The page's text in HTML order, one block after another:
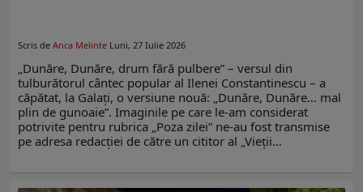
Scris de Anca Melinte Luni, 27 Iulie 2026
„Dunăre, Dunăre, drum fără pulbere” – versul din
tulburătorul cântec popular al Ilenei Constantinescu – a
căpătat, la Galaţi, o versiune nouă: „Dunăre, Dunăre… mal
plin de gunoaie”. Imaginile pe care le-am considerat
potrivite pentru rubrica „Poza zilei” ne-au fost transmise
pe adresa redacţiei de către un cititor al „Vieţii…